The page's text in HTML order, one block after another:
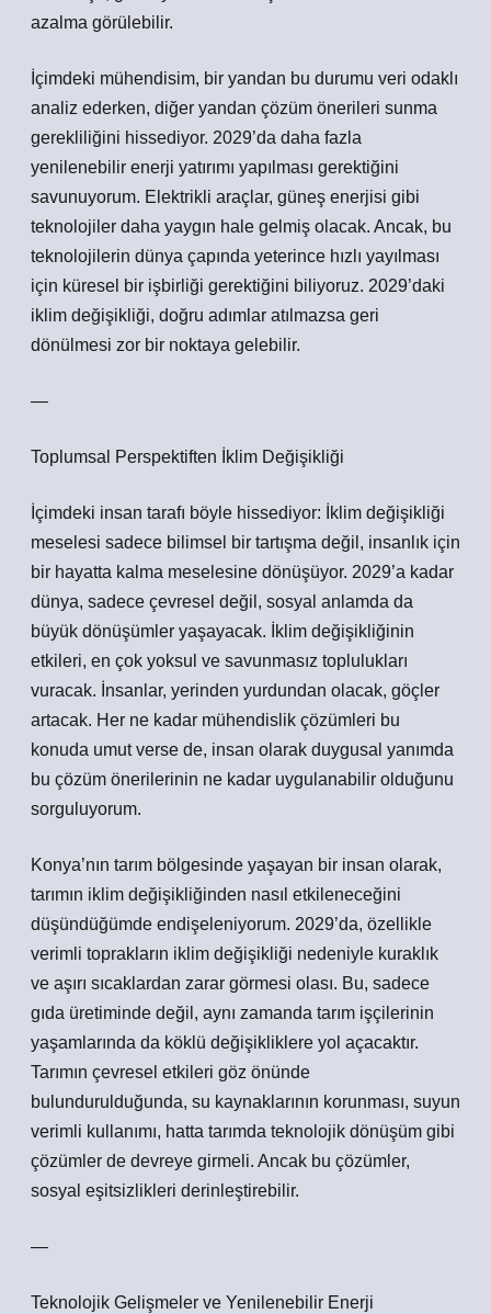
azalma görülebilir.
İçimdeki mühendisim, bir yandan bu durumu veri odaklı
analiz ederken, diğer yandan çözüm önerileri sunma
gerekliliğini hissediyor. 2029’da daha fazla
yenilenebilir enerji yatırımı yapılması gerektiğini
savunuyorum. Elektrikli araçlar, güneş enerjisi gibi
teknolojiler daha yaygın hale gelmiş olacak. Ancak, bu
teknolojilerin dünya çapında yeterince hızlı yayılması
için küresel bir işbirliği gerektiğini biliyoruz. 2029’daki
iklim değişikliği, doğru adımlar atılmazsa geri
dönülmesi zor bir noktaya gelebilir.
—
Toplumsal Perspektiften İklim Değişikliği
İçimdeki insan tarafı böyle hissediyor: İklim değişikliği
meselesi sadece bilimsel bir tartışma değil, insanlık için
bir hayatta kalma meselesine dönüşüyor. 2029’a kadar
dünya, sadece çevresel değil, sosyal anlamda da
büyük dönüşümler yaşayacak. İklim değişikliğinin
etkileri, en çok yoksul ve savunmasız toplulukları
vuracak. İnsanlar, yerinden yurdundan olacak, göçler
artacak. Her ne kadar mühendislik çözümleri bu
konuda umut verse de, insan olarak duygusal yanımda
bu çözüm önerilerinin ne kadar uygulanabilir olduğunu
sorguluyorum.
Konya’nın tarım bölgesinde yaşayan bir insan olarak,
tarımın iklim değişikliğinden nasıl etkileneceğini
düşündüğümde endişeleniyorum. 2029’da, özellikle
verimli toprakların iklim değişikliği nedeniyle kuraklık
ve aşırı sıcaklardan zarar görmesi olası. Bu, sadece
gıda üretiminde değil, aynı zamanda tarım işçilerinin
yaşamlarında da köklü değişikliklere yol açacaktır.
Tarımın çevresel etkileri göz önünde
bulundurulduğunda, su kaynaklarının korunması, suyun
verimli kullanımı, hatta tarımda teknolojik dönüşüm gibi
çözümler de devreye girmeli. Ancak bu çözümler,
sosyal eşitsizlikleri derinleştirebilir.
—
Teknolojik Gelişmeler ve Yenilenebilir Enerji